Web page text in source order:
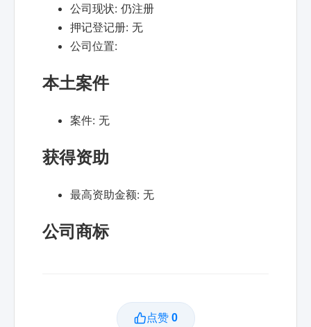
公司现状: 仍注册
押记登记册: 无
公司位置:
本土案件
案件: 无
获得资助
最高资助金额: 无
公司商标
点赞 0